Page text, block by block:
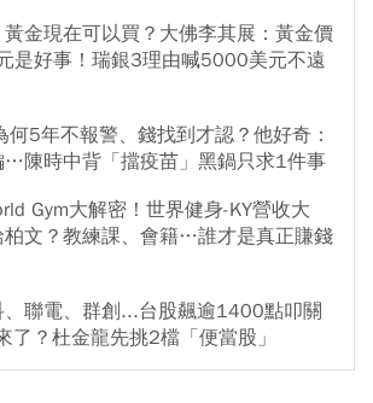
金現在可以買？大佛李其展：黃金價
是好事！瑞銀3理由喊5000美元不遠
5年不報警、錢找到才認？他好奇：
…陳時中背「擋疫苗」黑鍋只求1件事
Gym大解密！世界健身-KY營收大
柏文？教練課、會籍…誰才是真正賺錢
、聯電、群創...台股飆逾1400點叩關
了？杜金龍先挑2檔「便當股」